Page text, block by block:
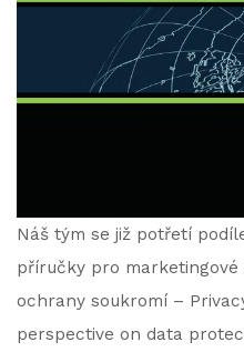
Náš tým se již potřetí
příručky pro
ochrany soukromí –
perspective on data